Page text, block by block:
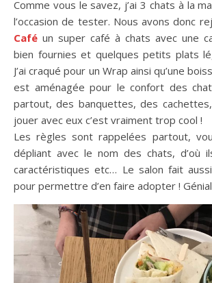
Comme vous le savez, j’ai 3 chats à la
l’occasion de tester. Nous avons donc
Café un super café à chats avec une
bien fournies et quelques petits plats
J’ai craqué pour un Wrap ainsi qu’une
est aménagée pour le confort des
partout, des banquettes, des
jouer avec eux c’est vraiment trop cool !
Les règles sont rappelées partout,
dépliant avec le nom des chats, d’où
caractéristiques etc… Le salon fait aussi
pour permettre d’en faire adopter !